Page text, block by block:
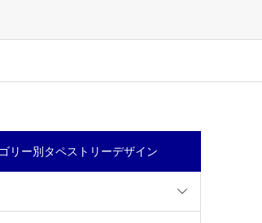
リー別タペストリーデザイン